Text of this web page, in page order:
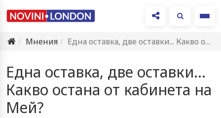
Мнения
Една оставка, две оставки... Какво остана от кабинета на Мей?
Една оставка, две оставки...
Какво остана от кабинета на
Мей?